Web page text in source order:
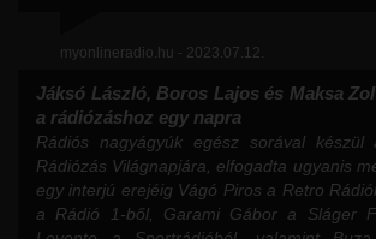
myonlineradio.hu - 2023.07.12.
Jáksó László, Boros Lajos és Maksa
a rádiózáshoz egy napra
Rádiós nagyágyúk egész sorával
Rádiózás Világnapjára, elfogadta ugyanis
egy interjú erejéig Vágó Piros a Retro
a Rádió 1-ből, Garami Gábor a Sláger